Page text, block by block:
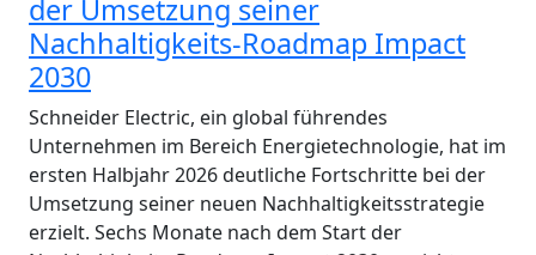
der Umsetzung seiner
Nachhaltigkeits-Roadmap Impact
2030
Schneider Electric, ein global führendes
Unternehmen im Bereich Energietechnologie, hat im
ersten Halbjahr 2026 deutliche Fortschritte bei der
Umsetzung seiner neuen Nachhaltigkeitsstrategie
erzielt. Sechs Monate nach dem Start der